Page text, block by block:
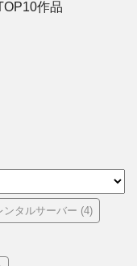
作品
ンタルサーバー (4)